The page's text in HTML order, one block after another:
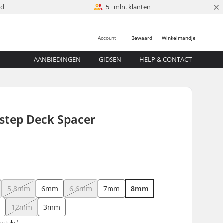
5+ mln. klanten ×
Winkelmandje
Bewaard
Account
AANBIEDINGEN GIDSEN HELP & CONTACT
Deck Spacer
5.8mm 6mm 6.6mm 7mm
8mm
12mm 3mm